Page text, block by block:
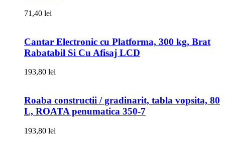
71,40 lei
Cantar Electronic cu Platforma, 300 kg, Brat
Rabatabil Si Cu Afisaj LCD
193,80 lei
Roaba constructii / gradinarit, tabla vopsita, 80
L, ROATA penumatica 350-7
193,80 lei